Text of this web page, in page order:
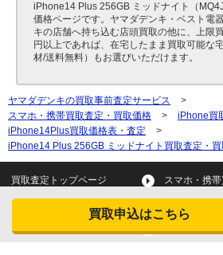
買取申込はこちら
iPhone14 Plus 256GB ミッドナイト（
価格ページです。ヤマダデンキ・ベスト電
キの店舗へ持ち込む店頭買取の他に、上限
円以上であれば、在宅したまま買取可能な
材/送料無料）もお選びいただけます。
ヤマダデンキの買取事前査定サービス
>
スマホ・携帯買取査定・買取価格
> iPhone買
iPhone14Plus買取価格表・査定
>
iPhone14 Plus 256GB ミッドナイト買取査定・
買取査定トップページ スマホ・携
タブレット買取査定
スマートウォッチ買取査定 デジカメ買